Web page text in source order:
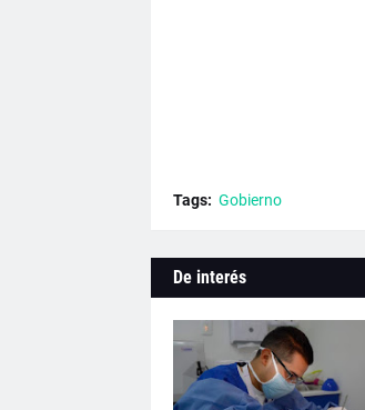
Tags: Gobierno
De interés